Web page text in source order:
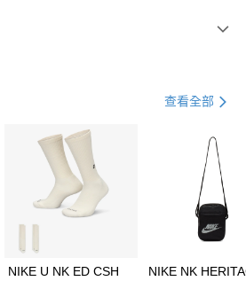
21家銀行
第一商業銀行
彰化商業銀行
查看全部
NIKE U NK ED CSH
NIKE NK